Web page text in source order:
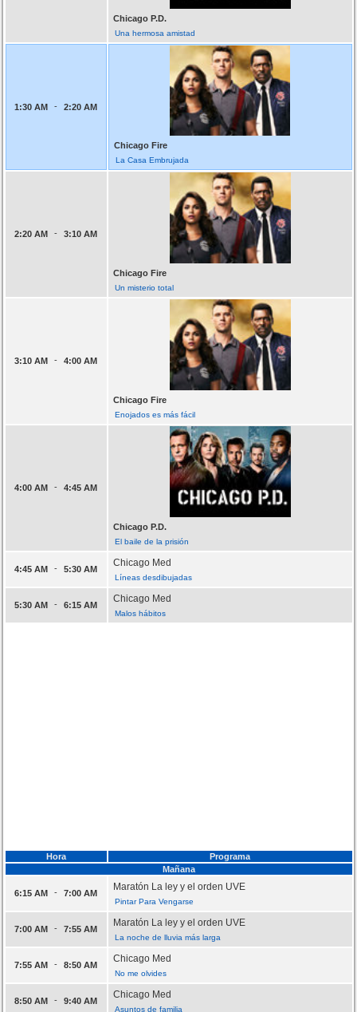
Chicago P.D.
Una hermosa amistad
1:30 AM - 2:20 AM
Chicago Fire
La Casa Embrujada
2:20 AM - 3:10 AM
Chicago Fire
Un misterio total
3:10 AM - 4:00 AM
Chicago Fire
Enojados es más fácil
4:00 AM - 4:45 AM
Chicago P.D.
El baile de la prisión
4:45 AM - 5:30 AM
Chicago Med
Líneas desdibujadas
5:30 AM - 6:15 AM
Chicago Med
Malos hábitos
Hora
Programa
Mañana
6:15 AM - 7:00 AM
Maratón La ley y el orden UVE
Pintar Para Vengarse
7:00 AM - 7:55 AM
Maratón La ley y el orden UVE
La noche de lluvia más larga
7:55 AM - 8:50 AM
Chicago Med
No me olvides
8:50 AM - 9:40 AM
Chicago Med
Asuntos de familia